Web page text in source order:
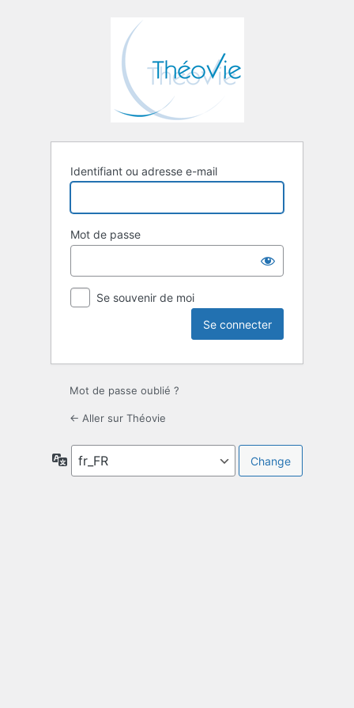
Identifiant ou adresse e-mail
Mot de passe
Se souvenir de moi
Mot de passe oublié ?
← Aller sur Théovie
Langue